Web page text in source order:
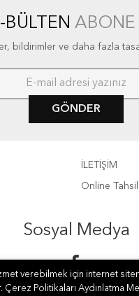
BÜLTEN ABONE
bildirimler ve daha fazla
GÖNDER
İLETİŞİM
Online
Sosyal Medya
verebilmek için internet
Çerez Politikaları Aydınlatma